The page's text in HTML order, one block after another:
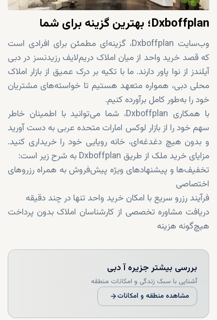
Dxboffplan؛ بهترین گزینه برای شما
وب‌سایت Dxboffplan، گزینه‌ای مطمئن برای افرادی است
که قصد خرید واحد از میان املاک دریم‌لایف رزیدنسز در دبی
آیلندز از نوا پاور دارند. ما با تکیه بر درک عمیق از بازار املاک
محلی دبی، همواره متعهد هستیم تا خواسته‌های مشتریان
خود را به‌طور کامل برآورده کنیم.
با همکاری Dxboffplan، شما می‌توانید با اطمینان خاطر
سهم خود را از بازار لوکس امارات متحده عربی به دست آورید
و بدون هیچ دغدغه‌ای، خانه رویایی خود را خریداری کنید.
مزایای خرید ملک از طریق Dxboffplan به شرح زیر است:
تخفیف‌ها و پیشنهادهای ویژه پیش‌فروش به همراه رزروهای
اختصاصی
فرآیند رزرو سریع با امکان خرید واحد تنها در چند دقیقه
دریافت مشاوره تخصصی از کارشناسان املاک بدون پرداخت
هیچ‌گونه هزینه
امکان ارتباط با تیم پشتیبانی در هر ساعت از شبانه‌روز
همکاری مستقیم با برترین سازندگان املاک دبی برای
تضمین کیفیت و اعتبار پروژه‌ها
بررسی بیشترجزیره آ دبی
آشنایی با سبک زندگی و امکانات منطقه
مشاهده منطقه و امکانات